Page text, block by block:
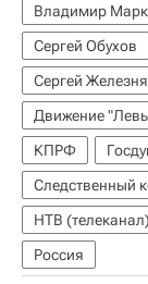
Владимир
Сергей Обухов
Сергей
Движение
КПРФ
Следственный
НТВ (телеканал)
Россия